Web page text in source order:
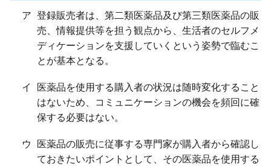
Post-marketing Study Practice（ＧＰＳＰ）」と製
造販売後安全管理基準として「Good Vigilance
Practice（ＧＶＰ）」が制定されている。
ア 登録販売者は、第二類医薬品及び第三類医薬品の販
売、情報提供等を担う観点から、生活者のセルフメ
ディケーションを支援していくという姿勢で臨むこ
とが基本となる。
イ
医薬品を使用する購入者の状況は随時変化すること
はないため、コミュニケーションの機会を頻回に確
保する必要はない。
ウ 医薬品の販売に従事する専門家が購入者から確認し
ておきたいポイントとして、その医薬品を使用する